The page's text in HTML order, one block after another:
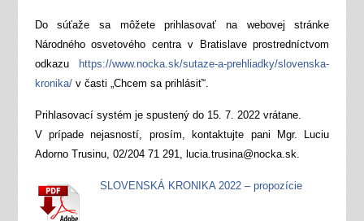
Do súťaže sa môžete prihlasovať na webovej stránke
Národného osvetového centra v Bratislave prostredníctvom
odkazu
https://www.nocka.sk/sutaze-a-prehliadky/slovenska-
kronika/v časti „Chcem sa prihlásiť“.
Prihlasovací systém je spustený do 15. 7. 2022 vrátane.
V prípade nejasností, prosím, kontaktujte pani Mgr. Luciu
Adorno Trusinu, 02/204 71 291, lucia.trusina@nocka.sk.
SLOVENSKÁ KRONIKA 2022 – propozície